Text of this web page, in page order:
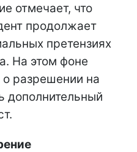
отмечает, что
продолжает
претензиях
На этом фоне
разрешении на
дополнительный